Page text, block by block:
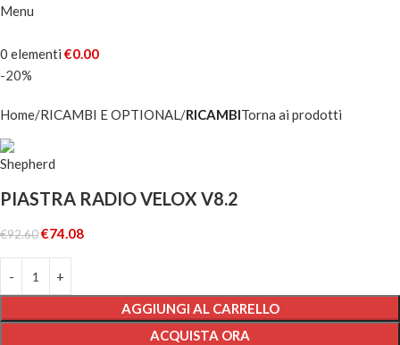
Menu
0 elementi €0.00
-20%
Home RICAMBI E OPTIONAL RICAMBITorna ai prodotti
PIASTRA RADIO VELOX V8.2
€92.60€74.08
AGGIUNGI AL CARRELLO
ACQUISTA ORA